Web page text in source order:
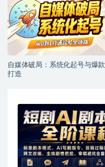
自媒体破局：系统化起号与爆款
打造